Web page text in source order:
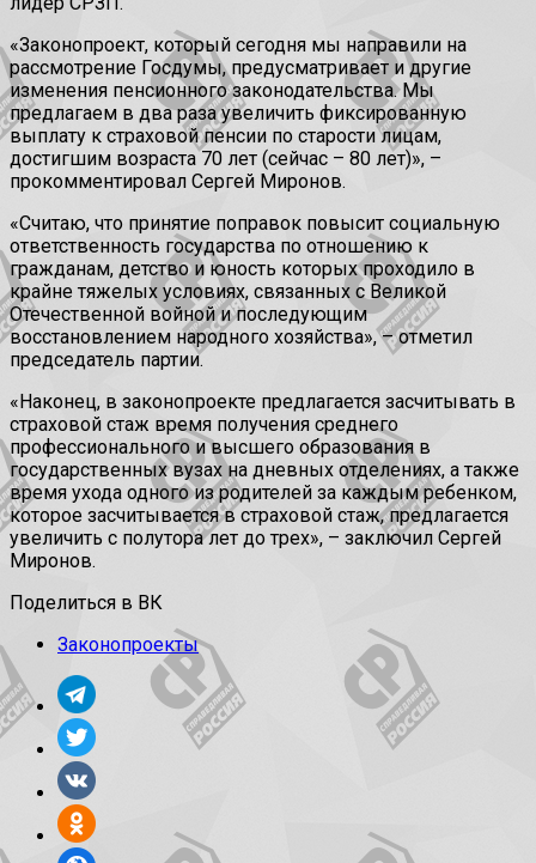
«Законопроект, который сегодня мы направили на
рассмотрение Госдумы, предусматривает и другие
изменения пенсионного законодательства. Мы
предлагаем в два раза увеличить фиксированную
выплату к страховой пенсии по старости лицам,
достигшим возраста 70 лет (сейчас – 80 лет)», –
прокомментировал Сергей Миронов.
«Считаю, что принятие поправок повысит социальную
ответственность государства по отношению к
гражданам, детство и юность которых проходило в
крайне тяжелых условиях, связанных с Великой
Отечественной войной и последующим
восстановлением народного хозяйства», – отметил
председатель партии.
«Наконец, в законопроекте предлагается засчитывать в
страховой стаж время получения среднего
профессионального и высшего образования в
государственных вузах на дневных отделениях, а также
время ухода одного из родителей за каждым ребенком,
которое засчитывается в страховой стаж, предлагается
увеличить с полутора лет до трех», – заключил Сергей
Миронов.
Поделиться в ВК
Законопроекты